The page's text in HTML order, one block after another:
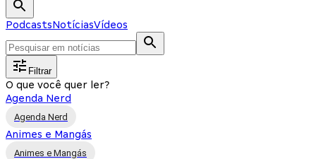
PodcastsNotíciasVídeos
Filtrar
O que você quer ler?
Agenda Nerd
Agenda Nerd
Animes e Mangás
Animes e Mangás